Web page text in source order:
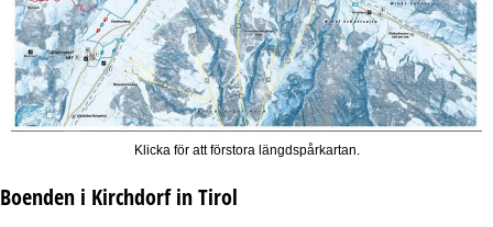
Klicka för att förstora längdspårkartan.
Boenden i Kirchdorf in Tirol